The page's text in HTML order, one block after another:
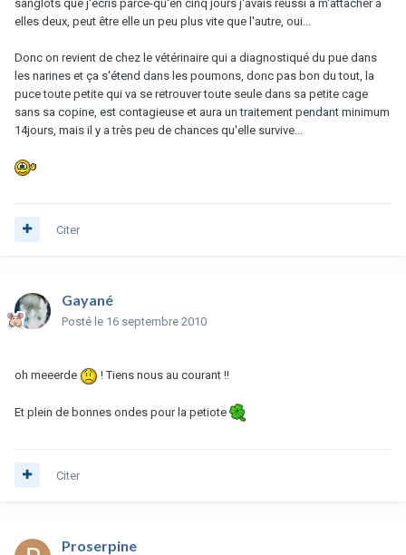
sanglots que j'écris parce-qu'en cinq jours j'avais réussi à m'attacher à
elles deux, peut être elle un peu plus vite que l'autre, oui...
Donc on revient de chez le vétérinaire qui a diagnostiqué du pue dans
les narines et ça s'étend dans les poumons, donc pas bon du tout, la
puce toute petite qui va se retrouver toute seule dans sa petite cage
sans sa copine, est contagieuse et aura un traitement pendant minimum
14jours, mais il y a très peu de chances qu'elle survive...
Citer
Gayané
Posté le 16 septembre 2010
oh meeerde ! Tiens nous au courant !!
Et plein de bonnes ondes pour la petiote
Citer
Proserpine